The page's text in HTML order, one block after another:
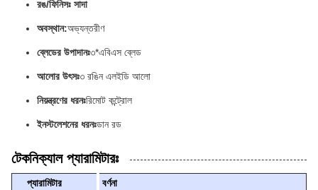
রঙ/ফিনিসঃ সাদা
অবস্থান:অভ্যন্তরীণ
ব্লেডের উপাদানঃ৩*এবিএস ব্লেড
আলোর উৎসঃ৩ রঙিন এলইডি আলো
নিয়ন্ত্রণের ধরনঃরিমোট কন্ট্রোল
ইনস্টলেশনের ধরনঃডান রড
টেকনিক্যাল প্যারামিটারঃ
প্যারামিটার
বর্ণনা